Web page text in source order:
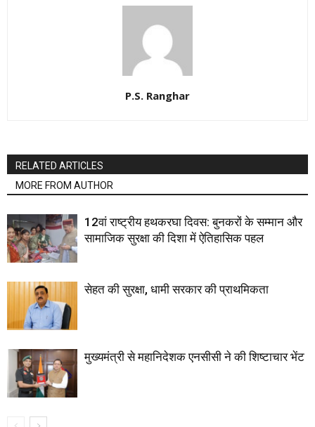
P.S. Ranghar
RELATED ARTICLES
MORE FROM AUTHOR
12वां राष्ट्रीय हथकरघा दिवस: बुनकरों के सम्मान और
सामाजिक सुरक्षा की दिशा में ऐतिहासिक पहल
सेहत की सुरक्षा, धामी सरकार की प्राथमिकता
मुख्यमंत्री से महानिदेशक एनसीसी ने की शिष्टाचार भेंट